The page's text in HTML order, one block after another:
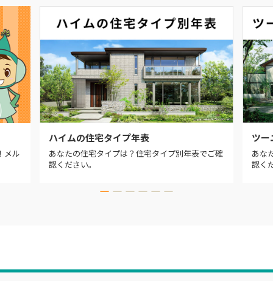
メル
ハイムの住宅タイプ年表
あなたの住宅タイプは？住宅タイプ別年表でご確
認ください。
ツー
あな
認く